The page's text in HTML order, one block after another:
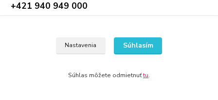
+421 940 949 000
Nastavenia Súhlasím
Súhlas môžete odmietnuťtu.